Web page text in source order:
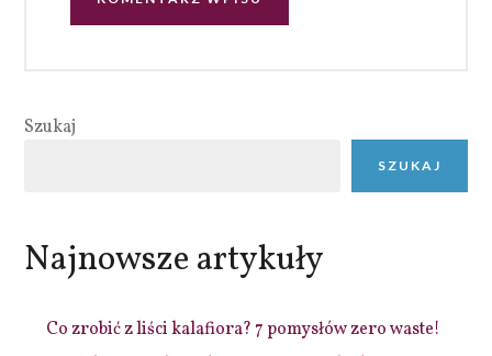
Szukaj
SZUKAJ
Najnowsze artykuły
Co zrobić z liści kalafiora? 7 pomysłów zero waste!